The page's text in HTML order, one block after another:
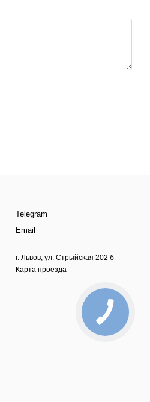
Telegram
Email
г. Львов, ул. Стрыйская 202 б
Карта проезда